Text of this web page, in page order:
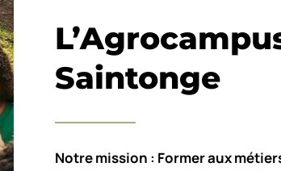
Saintonge
Notre mission : Former aux